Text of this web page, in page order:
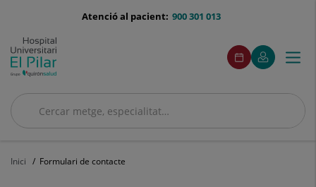
menu-
900 301 013
Atenció al pacient:
Cercar
Cercar
menuAcceso
Demaneu
cita
Aquest
enllaç
s'obrirà
finestra
El
meu
Aquest
enllaç
s'obrirà
finestra
Menú
Inici Formulari de contacte